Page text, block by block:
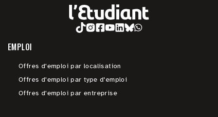
EMPLOI
Offres d'emploi par localisation
Offres d'emploi par type d'emploi
Offres d'emploi par entreprise